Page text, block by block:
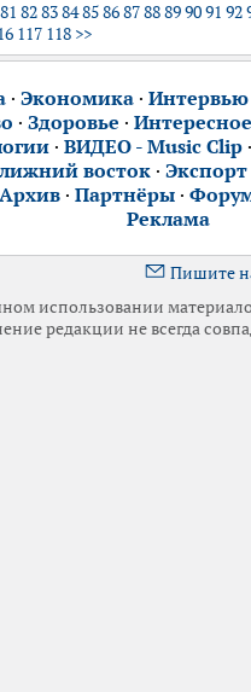
81 82838485868788899091 92
117 118 >>
· Экономика· Интервью
· Здоровье · Интересное
· ВИДЕО - Music Clip
восток ·
Архив· Партнёры·
Реклама
Пишите
использовании
редакции не всегда